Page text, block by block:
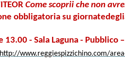
Come scoprii che non
obbligatoria su
- Sala Laguna - Pubblico
http://www.reggiespizzichino.com/